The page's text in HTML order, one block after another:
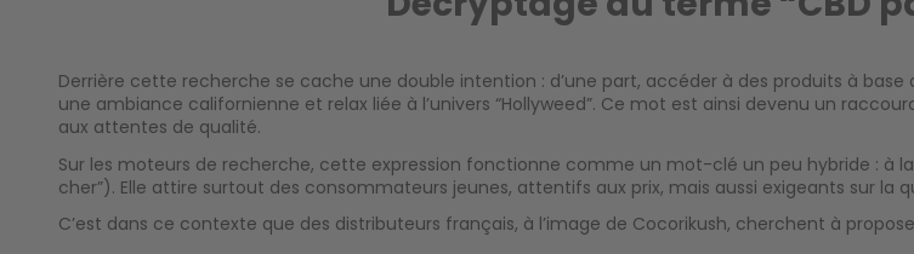
Derrière cette recherche se cache une double intention : d’une part, accéder à des produits à
une ambiance californienne et relax liée à l’univers “Hollyweed”. Ce mot est ainsi devenu un
aux attentes de qualité.
Sur les moteurs de recherche, cette expression fonctionne comme un mot-clé un peu hybride : à
cher”). Elle attire surtout des consommateurs jeunes, attentifs aux prix, mais aussi exigeants sur la
C’est dans ce contexte que des distributeurs français, à l’image de Cocorikush, cherchent à